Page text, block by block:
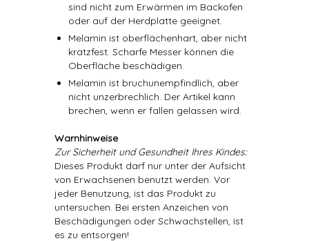
sind nicht zum Erwärmen im Backofen
oder auf der Herdplatte geeignet.
Melamin ist oberflächenhart, aber nicht
kratzfest. Scharfe Messer können die
Oberfläche beschädigen.
Melamin ist bruchunempfindlich, aber
nicht unzerbrechlich. Der Artikel kann
brechen, wenn er fallen gelassen wird.
Warnhinweise
Zur Sicherheit und Gesundheit Ihres Kindes:
Dieses Produkt darf nur unter der Aufsicht
von Erwachsenen benutzt werden. Vor
jeder Benutzung, ist das Produkt zu
untersuchen. Bei ersten Anzeichen von
Beschädigungen oder Schwachstellen, ist
es zu entsorgen!